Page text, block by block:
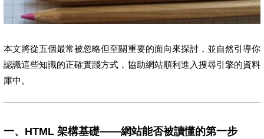
本文將從五個最常被忽略但至關重要的面向來探討，並自然引導你
認識這些知識的正確實踐方式，協助網站順利進入搜尋引擎的資料
庫中。
一、HTML 架構基礎——網站能否被讀懂的第一步